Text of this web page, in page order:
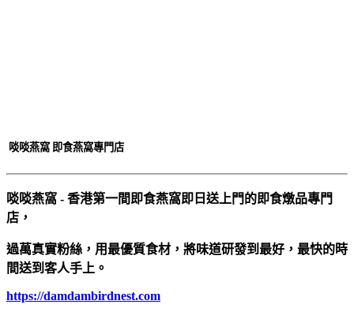
啖啖燕窩 即食燕窩專門店
啖啖燕窩 - 香港第一間即食燕窩即日送上門的即食燉品專門
店，
過萬真實粉絲，用最優質食材，將味道研發到最好，最快的時
間送到客人手上。
https://damdambirdnest.com​